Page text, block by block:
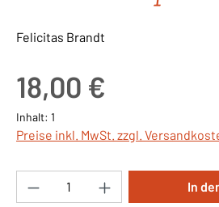
Felicitas Brandt
18,00 €
Inhalt: 1
Preise inkl. MwSt. zzgl.
Produkt Anzahl: Gib den
In